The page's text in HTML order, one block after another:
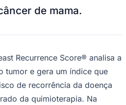
de mama.
Recurrence Score® analisa a
tumor e gera um índice que
de recorrência da doença
da quimioterapia. Na